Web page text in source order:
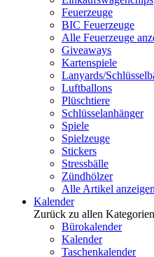
Feuerzeuge
BIC Feuerzeuge
Alle Feuerzeuge
Giveaways
Kartenspiele
Lanyards/
Luftballons
Plüschtiere
Schlüsselanhänger
Spiele
Spielzeuge
Stickers
Stressbälle
Zündhölzer
Alle Artikel anzeigen
Kalender
Zurück zu allen Kategorien
Bürokalender
Kalender
Taschenkalender